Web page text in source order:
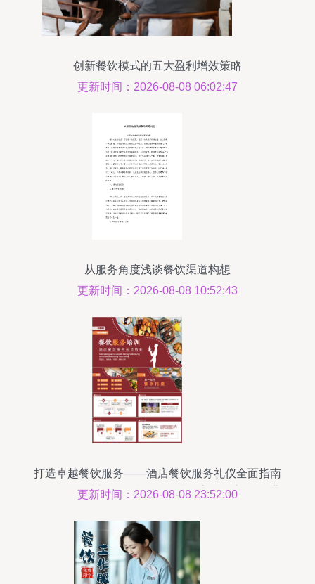
创新餐饮模式的五大盈利增效策略
更新时间：2026-08-08 06:02:47
从服务角度浅谈餐饮渠道构想
更新时间：2026-08-08 10:52:43
打造卓越餐饮服务——酒店餐饮服务礼仪全面指南
\n- 副标题 从礼仪到技巧，提升顾客体验之道\n- 背
仪的重要性（开场压题）\n- 标题 为何礼仪是餐饮
服务的核心？\n- 核心要点列表 \n - 创收利器 专业
服务可直接带来客宴服务优质追加、酒店满房等营
收价值的拉升达15-20%多享效益，也让菜才贵倍
更新时间：2026-08-08 23:52:00